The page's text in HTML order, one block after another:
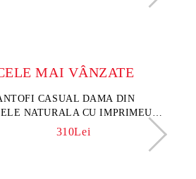
MAI VÂNZATE
CASUAL DAMA DIN
NATURALA CU IMPRIMEU
- MODEL LUNA
310Lei